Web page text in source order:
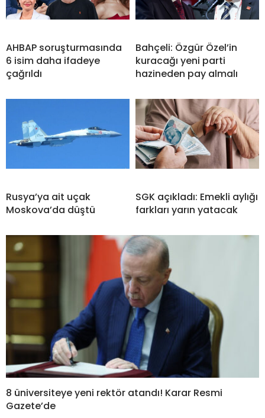
AHBAP soruşturmasında
6 isim daha ifadeye
çağrıldı
Bahçeli: Özgür Özel’in
kuracağı yeni parti
hazineden pay almalı
Rusya’ya ait uçak
Moskova’da düştü
SGK açıkladı: Emekli aylığı
farkları yarın yatacak
8 üniversiteye yeni rektör atandı! Karar Resmi
Gazete’de